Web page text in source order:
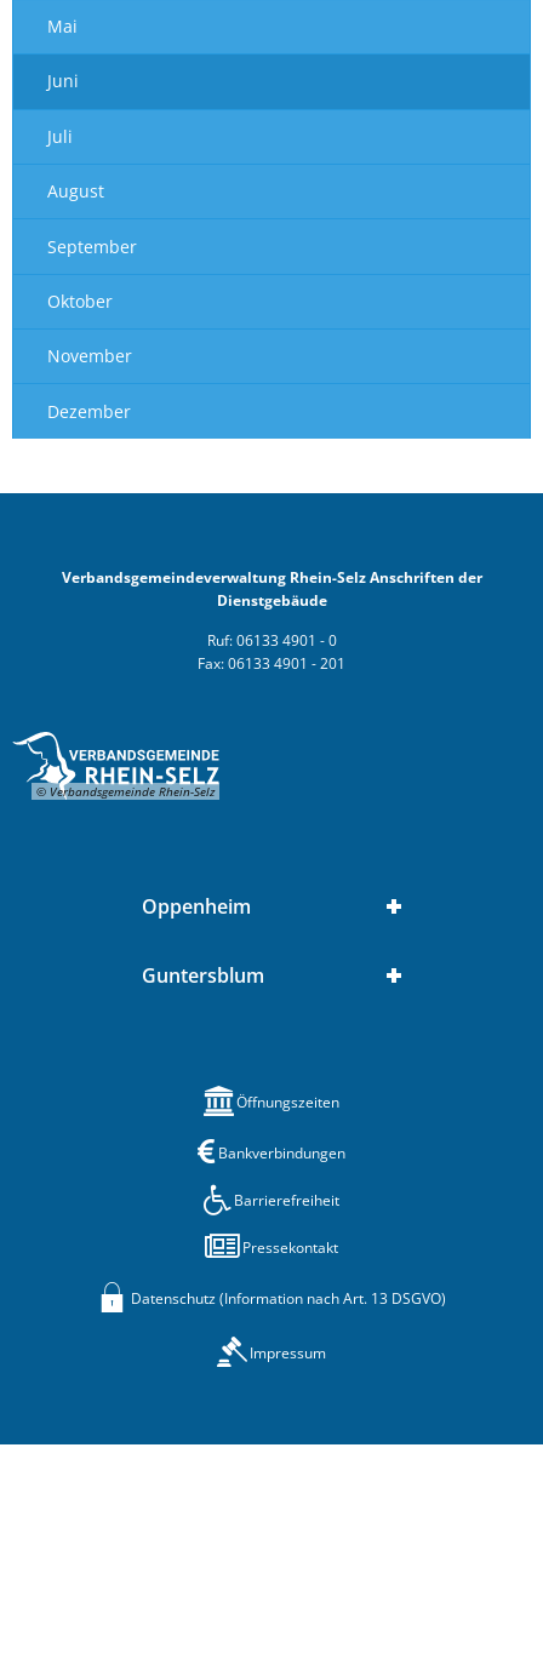
Mai
Juni
Juli
August
September
Oktober
November
Dezember
Verbandsgemeindeverwaltung Rhein-Selz Anschriften der
Dienstgebäude
Ruf: 06133 4901 - 0
Fax: 06133 4901 - 201
© Verbandsgemeinde Rhein-Selz
Oppenheim
Guntersblum
Öffnungszeiten
Bankverbindungen
Barrierefreiheit
Pressekontakt
Datenschutz (Information nach Art. 13 DSGVO)
Impressum